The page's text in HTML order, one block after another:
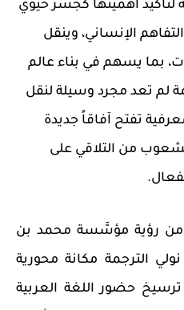
أهميتها كجسر حيوي
الإنساني، وينقل
بما يسهم في بناء عالم
لم تعد مجرد وسيلة لنقل
تفتح آفاقاً جديدة
من التلاقي على
من رؤية مؤسَّسة محمد بن
الترجمة مكانة محورية
حضور اللغة العربية